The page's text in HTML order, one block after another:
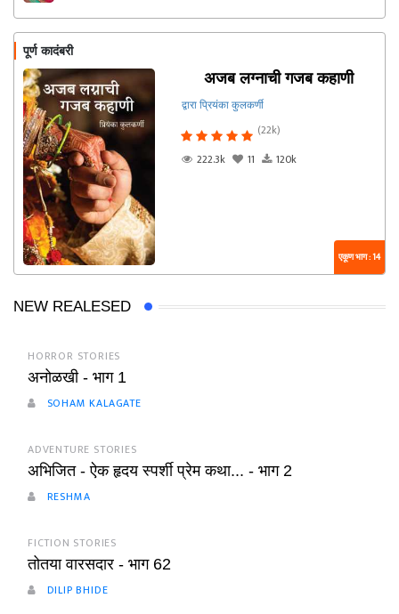
पूर्ण कादंबरी
अजब लग्नाची गजब कहाणी
द्वारा प्रियंका कुलकर्णी
(22k)
222.3k
11 120k
एकूण भाग : 14
NEW REALESED
HORROR STORIES
अनोळखी - भाग 1
SOHAM KALAGATE
ADVENTURE STORIES
अभिजित - ऐक हृदय स्पर्शी प्रेम कथा... - भाग 2
RESHMA
FICTION STORIES
तोतया वारसदार - भाग 62
DILIP BHIDE